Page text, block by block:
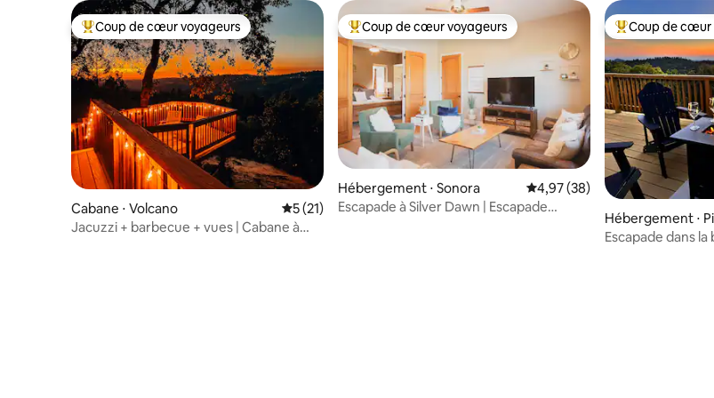
Coups de cœur voyageurs les plus appréciés
Coup de cœur voyageurs
Cabane ⋅ Volcano Évaluation moyenne sur la base de 21 commentaires : 5 sur 5
5 (21)
Jacuzzi + barbecue + vues | Cabane à
Coups de cœur voyageurs les plus appréciés
Coup de cœur voyageurs
Hébergement ⋅ Sonora Évaluation moyenne sur la
4,97 (38)
Escapade à Silver Dawn | Escapade
Coups de cœur
Coup de cœur
Hébergement ⋅
Escapade dans la